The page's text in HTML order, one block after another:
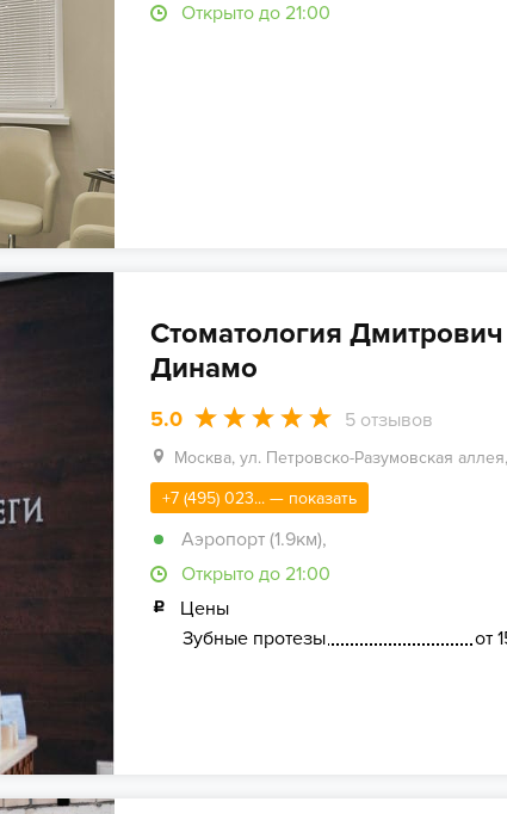
Открыто до 21:00
Стоматология
Динамо
5.0 5отзывов
Москва, ул. Петровско-Разумовская
+7 (495) 023... — показать
Аэропорт (1.9км),
Открыто до 21:00
Цены
Зубные протезы
от